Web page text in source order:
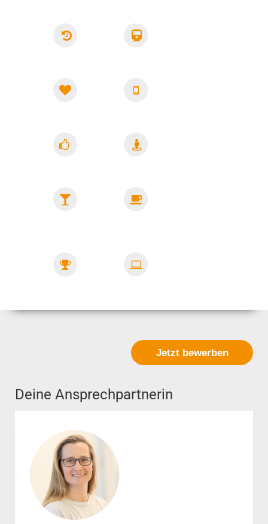
Flex.
Jobticket
Super
Smartphone
Massagen
Betr.
Firmenevents
Getränke
Fitnessangebote
Home
Jetzt bewerben
Deine Ansprechpartnerin